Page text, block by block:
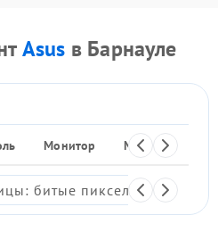
Asus в Барнауле
Монитор Моноблок
битые пиксели,